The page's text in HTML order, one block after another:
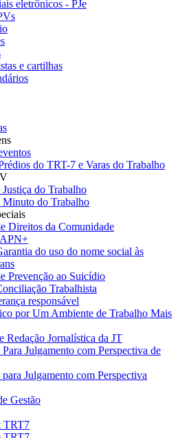
eletrônicos - PJe
e cartilhas
do TRT-7 e Varas do Trabalho
Justiça do Trabalho
Minuto do Trabalho
Direitos da Comunidade
do uso do nome social às
Prevenção ao Suicídio
Trabalhista
responsável
por Um Ambiente de Trabalho Mais
Redação Jornalística da JT
Julgamento com Perspectiva de
Julgamento com Perspectiva
Gestão
TRT7